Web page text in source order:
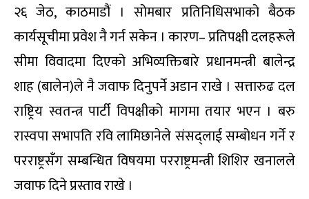
२६ जेठ, काठमाडौं । सोमबार प्रतिनिधिसभाको बैठक
कार्यसूचीमा प्रवेश नै गर्न सकेन । कारण– प्रतिपक्षी दलहरूले
सीमा विवादमा दिएको अभिव्यक्तिबारे प्रधानमन्त्री बालेन्द्र
शाह (बालेन)ले नै जवाफ दिनुपर्ने अडान राखे । सत्तारुढ दल
राष्ट्रिय स्वतन्त्र पार्टी विपक्षीको मागमा तयार भएन । बरु
रास्वपा सभापति रवि लामिछानेले संसद्लाई सम्बोधन गर्ने र
परराष्ट्रसँग सम्बन्धित विषयमा परराष्ट्रमन्त्री शिशिर खनालले
जवाफ दिने प्रस्ताव राखे ।